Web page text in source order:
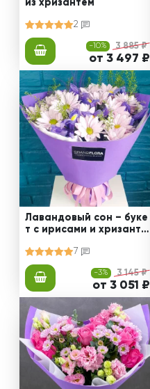
из хризантем
2
-10% 3 885 ₽
от 3 497 ₽
Лавандовый сон – буке
т с ирисами и хризанте
7
-3% 3 145 ₽
от 3 051 ₽